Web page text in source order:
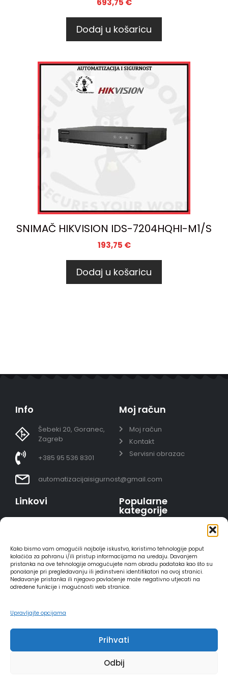
Kako bismo vam omogućili najbolje iskustvo, koristimo tehnologije poput
kolačića za pohranu i/ili pristup informacijama na uređaju. Davanjem
pristanka na ove tehnologije omogućujete nam obradu podataka kao što su
ponašanje pri pregledavanju ili jedinstveni identifikatori na ovoj stranici.
Nedavanje pristanka ili njegovo povlačenje može negativno utjecati na
određene funkcije i mogućnosti web stranice.
Upravljajte opcijama
Prihvati
Odbij
693,75 €
Dodaj u košaricu
SNIMAČ HIKVISION IDS-7204HQHI-M1/S
193,75 €
Dodaj u košaricu
Info
Šebeki 20, Goranec,
Zagreb
+385 95 536 8301
automatizacijaisigurnost@gmail.com
Moj račun
Moj račun
Kontakt
Servisni obrazac
Linkovi
Sigurno plaćanje
karticama
Dostava
Načini plaćanja
Raskid ugovora
Popularne
kategorije
Video nadzor - kompleti
AJAX alarmi
HIKVISION portafoni
REOLINK kamere
DVC portafoni
2025 - Automatizacija i sigurnost